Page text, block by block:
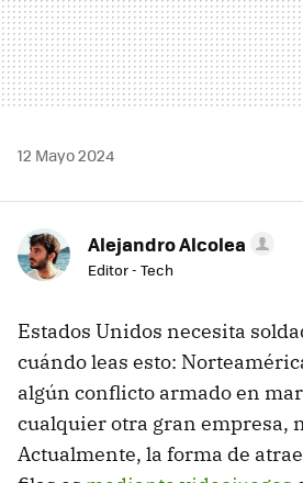
12 Mayo 2024
Alejandro Alcolea
Editor - Tech
Estados Unidos necesita
cuándo leas esto:
algún conflicto armado en
cualquier otra gran empresa,
Actualmente, la forma de